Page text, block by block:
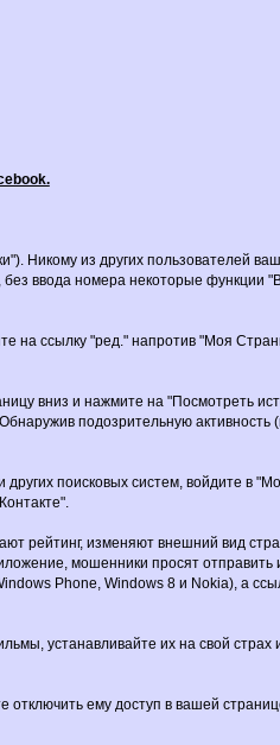
Никому из других пользователей
без ввода номера некоторые функции
на ссылку "ред." напротив "Моя
вниз и нажмите на "Посмотреть
подозрительную
поисковых систем, войдите в
рейтинг, изменяют внешний вид
мошенники просят
Phone, Windows 8 и Nokia), а
устанавливайте их на свой страх
отключить ему доступ в вашей